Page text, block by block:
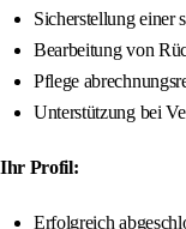
Sicherstellung einer
Bearbeitung von
Pflege
Unterstützung bei
Ihr Profil:
Erfolgreich